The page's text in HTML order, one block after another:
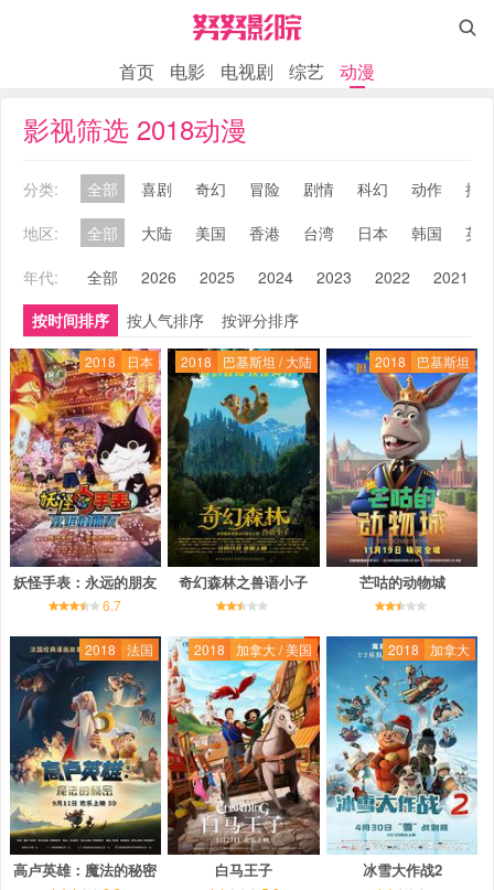

首页 电影 电视剧 综艺 动漫
影视筛选 2018动漫
分类: 全部 喜剧 奇幻 冒险 剧情 科幻 动作
搞
地区:
全部 大陆 美国 香港 台湾 日本 韩国
英
年代:
全部 2026 2025 2024 2023 2022 2021
按时间排序
按人气排序 按评分排序
2018 日本
妖怪手表：永远的朋友
6.7
2018 巴基斯坦 / 大陆
奇幻森林之兽语小子
2018 巴基斯坦
芒咕的动物城
2018 法国
高卢英雄：魔法的秘密
2018 加拿大 / 美国
白马王子
2018 加拿大
冰雪大作战2